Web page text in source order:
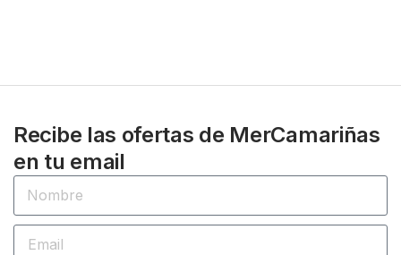
Recibe las ofertas de MerCamariñas
en tu email